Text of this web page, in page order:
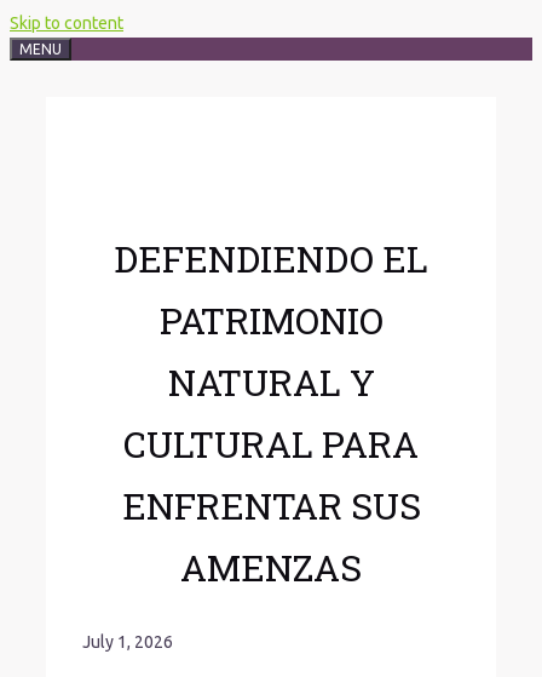
Skip to content
MENU
DEFENDIENDO EL
PATRIMONIO
NATURAL Y
CULTURAL PARA
ENFRENTAR SUS
AMENZAS
July 1, 2026